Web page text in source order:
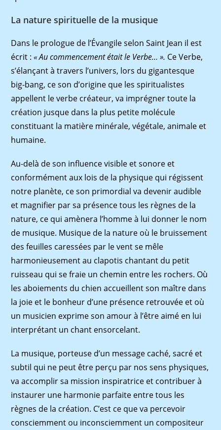
La nature spirituelle de la musique
Dans le prologue de l’Évangile selon Saint Jean il est
écrit :« Au commencement était le Verbe… ». Ce Verbe,
s’élançant à travers l’univers, lors du gigantesque
big-bang, ce son d’origine que les spiritualistes
appellent le verbe créateur, va imprégner toute la
création jusque dans la plus petite molécule
constituant la matière minérale, végétale, animale et
humaine.
Au-delà de son inﬂuence visible et sonore et
conformément aux lois de la physique qui régissent
notre planète, ce son primordial va devenir audible
et magniﬁer par sa présence tous les règnes de la
nature, ce qui amènera l’homme à lui donner le nom
de musique. Musique de la nature où le bruissement
des feuilles caressées par le vent se mêle
harmonieusement au clapotis chantant du petit
ruisseau qui se fraie un chemin entre les rochers. Où
les aboiements du chien accueillent son maître dans
la joie et le bonheur d’une présence retrouvée et où
un musicien exprime son amour à l’être aimé en lui
interprétant un chant ensorcelant.
La musique, porteuse d’un message caché, sacré et
subtil qui ne peut être perçu par nos sens physiques,
va accomplir sa mission inspiratrice et contribuer à
instaurer une harmonie parfaite entre tous les
règnes de la création. C’est ce que va percevoir
consciemment ou inconsciemment un compositeur